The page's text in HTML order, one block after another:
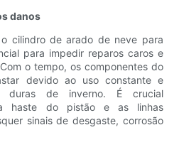
danos
o cilindro de arado de neve para
para impedir reparos caros e
o tempo, os componentes do
devido ao uso constante e
duras de inverno. É crucial
haste do pistão e as linhas
sinais de desgaste, corrosão